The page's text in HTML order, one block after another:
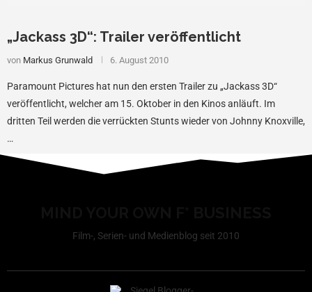
„Jackass 3D“: Trailer veröffentlicht
von Markus Grunwald 6. August 2010
Paramount Pictures hat nun den ersten Trailer zu „Jackass 3D“
veröffentlicht, welcher am 15. Oktober in den Kinos anläuft. Im
dritten Teil werden die verrückten Stunts wieder von Johnny Knoxville,
…
Film-, Serien- und Medienblog seit 2010